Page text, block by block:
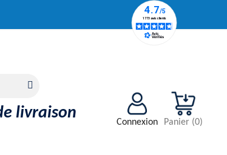
livraison
Connexion Panier (0)